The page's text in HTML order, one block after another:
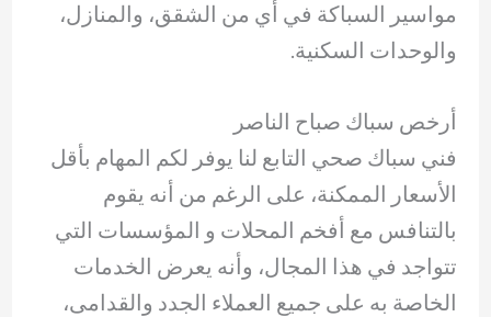
مواسير السباكة في أي من الشقق، والمنازل،
والوحدات السكنية.
أرخص سباك صباح الناصر
فني سباك صحي التابع لنا يوفر لكم المهام بأقل
الأسعار الممكنة، على الرغم من أنه يقوم
بالتنافس مع أفخم المحلات و المؤسسات التي
تتواجد في هذا المجال، وأنه يعرض الخدمات
الخاصة به على جميع العملاء الجدد والقدامى،